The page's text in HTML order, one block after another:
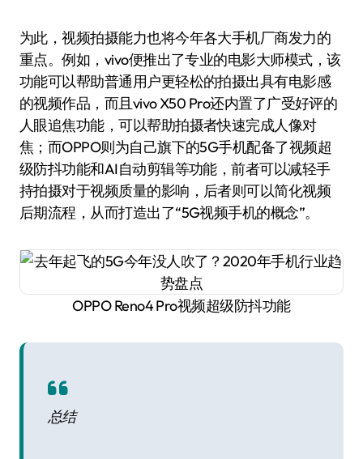
为此，视频拍摄能力也将今年各大手机厂商发力的
重点。例如，vivo便推出了专业的电影大师模式，该
功能可以帮助普通用户更轻松的拍摄出具有电影感
的视频作品，而且vivo X50 Pro还内置了广受好评的
人眼追焦功能，可以帮助拍摄者快速完成人像对
焦；而OPPO则为自己旗下的5G手机配备了视频超
级防抖功能和AI自动剪辑等功能，前者可以减轻手
持拍摄对于视频质量的影响，后者则可以简化视频
后期流程，从而打造出了“5G视频手机的概念”。
OPPO Reno4 Pro视频超级防抖功能
总结